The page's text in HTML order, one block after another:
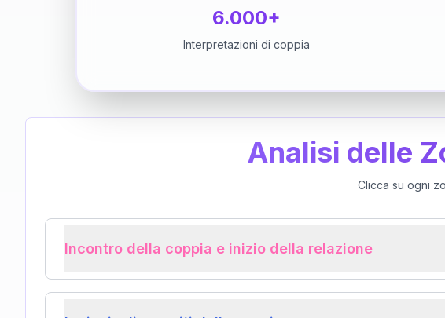
6.000+
Interpretazioni di coppia
Analisi delle
Clicca su ogni
Incontro della coppia e inizio della relazione